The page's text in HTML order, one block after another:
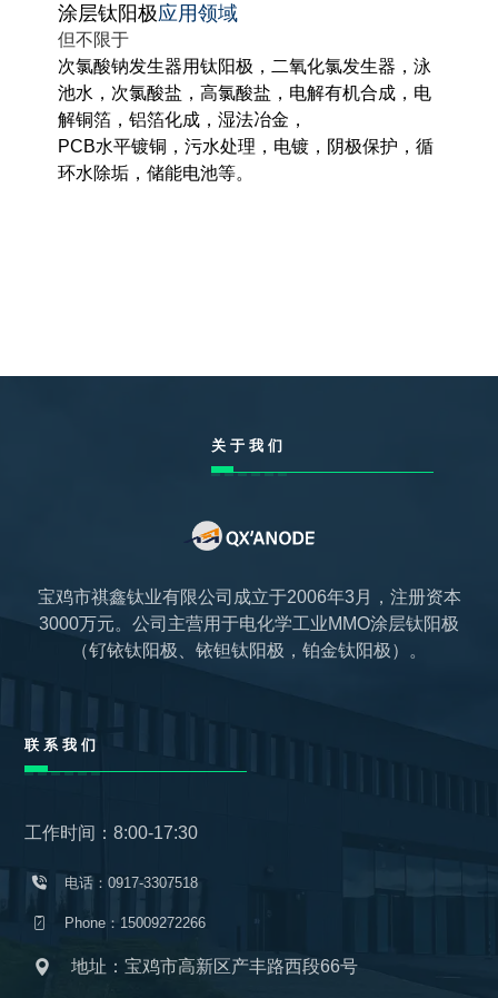
涂层钛阳极应用领域
但不限于
次氯酸钠发生器用钛阳极 ，二氧化氯发生器，泳
池水，次氯酸盐，高氯酸盐，电解有机合成，电
解铜箔，铝箔化成，湿法冶金，
PCB水平镀铜，污水处理 ，电镀，阴极保护，循
环水除垢，储能电池等。
关于我们
宝鸡市祺鑫钛业有限公司成立于2006年3月，注册资本
3000万元。公司主营用于电化学工业MMO涂层钛阳极
（钌铱钛阳极、铱钽钛阳极，铂金钛阳极）。
联系我们
工作时间：8:00-17:30
电话：0917-3307518
Phone：15009272266
地址：宝鸡市高新区产丰路西段66号